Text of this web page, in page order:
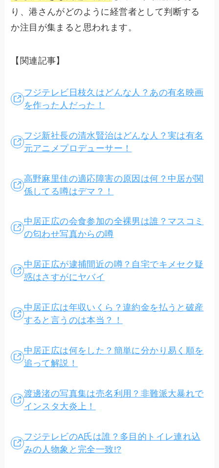
り、港さんがどのように経営者として判断する
か注目が集まると思われます。
【関連記事】
フジテレビ日枝久はどんな人？あの有名映画
を作った人だった！
フジ新社長の清水賢治はどんな人？実は有名
元アニメプロデューサー！
高野麻里佳の適応障害の原因は何？中居が関
係してる噂はデマ？！
中居正広の会食参加の全裸男は誰？マスコミ
の匂わせ写真からの噂
中居正広が逮捕間近の噂？自宅でキメセク疑
惑はさすがにヤバイ
中居正広は年収いくら？違約金を払うと破産
すると言うのは本当？！
中居正広は何をした？簡単に分かり易く順を
追って解説！
渡邊渚の写真集は売名利用？非難派大暴れで
インスタ大炎上！
フジテレビのA氏は誰？多目的トイレ連れ込
みの人物象と完全一致!?